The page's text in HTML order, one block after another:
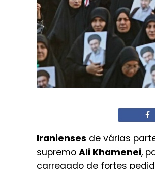
Iranienses de várias
supremo Ali Khamenei,
carregado de fortes